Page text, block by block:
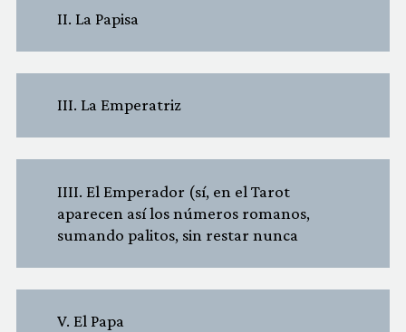
II. La Papisa
III. La Emperatriz
IIII. El Emperador (sí, en el Tarot
aparecen así los números romanos,
sumando palitos, sin restar nunca
V. El Papa